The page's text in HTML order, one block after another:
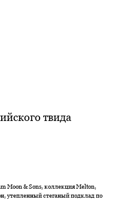
твида
Moon & Sons, коллекция Melton,
утепленный стеганый подклад по